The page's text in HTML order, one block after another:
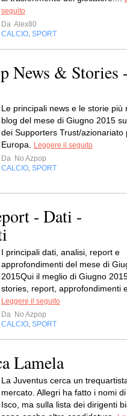
seguito
Da Alex80
CALCIO SPORT
News & Stories -
Le principali news e le storie più
blog del mese di Giugno 2015
dei Supporters Trust/azionariato
Europa.
Leggere il seguito
Da No Azpop
CALCIO SPORT
- Dati -
I principali dati, analisi, report e
approfondimenti del mese di
2015Qui il meglio di Giugno
stories, report, approfondimenti e
Leggere il seguito
Da No Azpop
CALCIO SPORT
Lamela
La Juventus cerca un
mercato. Allegri ha fatto i nomi
Isco, ma sulla lista dei dirigenti